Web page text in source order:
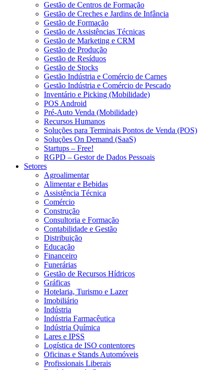
Gestão de Centros de Formação
Gestão de Creches e Jardins de Infância
Gestão de Formação
Gestão de Assistências Técnicas
Gestão de Marketing e CRM
Gestão de Produção
Gestão de Resíduos
Gestão de Stocks
Gestão Indústria e Comércio de Carnes
Gestão Indústria e Comércio de Pescado
Inventário e Picking (Mobilidade)
POS Android
Pré-Auto Venda (Mobilidade)
Recursos Humanos
Soluções para Terminais Pontos de Venda (POS)
Soluções On Demand (SaaS)
Startups – Free!
RGPD – Gestor de Dados Pessoais
Setores
Agroalimentar
Alimentar e Bebidas
Assistência Técnica
Comércio
Construção
Consultoria e Formação
Contabilidade e Gestão
Distribuição
Educação
Financeiro
Funerárias
Gestão de Recursos Hídricos
Gráficas
Hotelaria, Turismo e Lazer
Imobiliário
Indústria
Indústria Farmacêutica
Indústria Química
Lares e IPSS
Logística de ISO contentores
Oficinas e Stands Automóveis
Profissionais Liberais